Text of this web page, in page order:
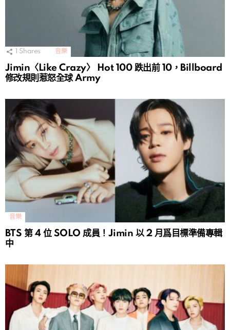
Shares 音樂
Jimin〈Like Crazy〉 Hot 100 跌出前 10，Billboard
修改規則惹怒全球 Army
音樂
BTS 第 4 位 SOLO 成員！Jimin 以 2 月爲目標準備專輯
中